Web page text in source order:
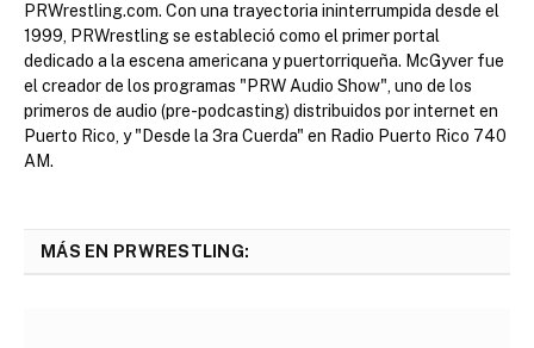
PRWrestling.com. Con una trayectoria ininterrumpida desde el
1999, PRWrestling se estableció como el primer portal
dedicado a la escena americana y puertorriqueña. McGyver fue
el creador de los programas "PRW Audio Show", uno de los
primeros de audio (pre-podcasting) distribuidos por internet en
Puerto Rico, y "Desde la 3ra Cuerda" en Radio Puerto Rico 740
AM.
MÁS EN PRWRESTLING: